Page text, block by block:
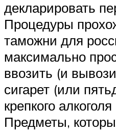
декларировать
Процедуры
таможни для
максимально
ввозить (и
сигарет (или
крепкого
Предметы,